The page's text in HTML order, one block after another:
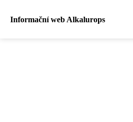
Informační web Alkalurops